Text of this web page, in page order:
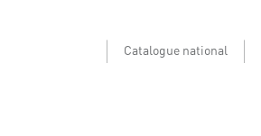
Catalogue national